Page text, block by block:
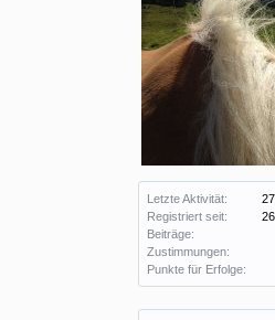
Letzte Aktivität:
Registriert seit:
Beiträge:
Zustimmungen:
Punkte für Erfolge: